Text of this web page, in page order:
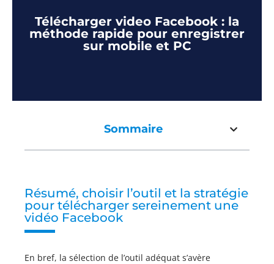
Télécharger video Facebook : la
méthode rapide pour enregistrer
sur mobile et PC
Sommaire
Résumé, choisir l’outil et la stratégie
pour télécharger sereinement une
vidéo Facebook
En bref, la sélection de l’outil adéquat s’avère